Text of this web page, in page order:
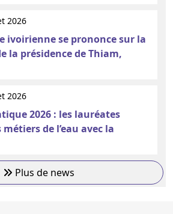
2026
ivoirienne se prononce sur la
la présidence de Thiam,
2026
2026 : les lauréates
de l’eau avec la
Plus de news